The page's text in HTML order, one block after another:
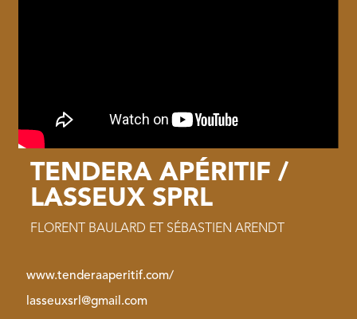
TENDERA APÉRITIF /
LASSEUX SPRL
FLORENT BAULARD ET SÉBASTIEN ARENDT
www.tenderaaperitif.com/
lasseuxsrl@gmail.com